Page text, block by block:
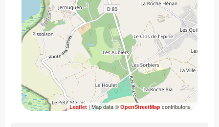
Leaflet| Map data © OpenStreetMapcontributors